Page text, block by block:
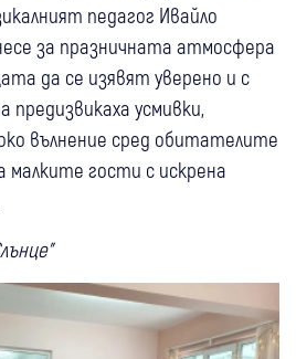
педагог Ивайло
за празничната атмосфера
да се изявят уверено и с
усмивки,
вълнение сред обитателите
малките гости с искрена